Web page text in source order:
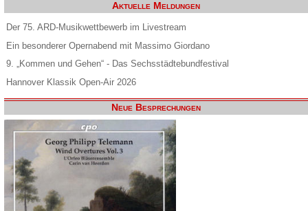
Aktuelle Meldungen
Der 75. ARD-Musikwettbewerb im Livestream
Ein besonderer Opernabend mit Massimo Giordano
9. „Kommen und Gehen“ - Das Sechsstädtebundfestival
Hannover Klassik Open-Air 2026
Neue Besprechungen